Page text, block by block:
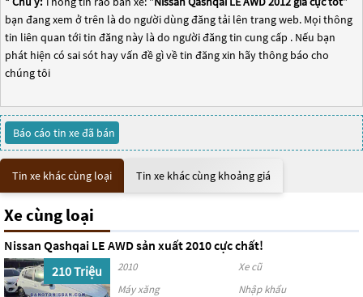
bạn đang xem ở trên là do người dùng đăng tải lên trang web. Mọi thông
tin liên quan tới tin đăng này là do người đăng tin cung cấp . Nếu bạn
phát hiện có sai sót hay vấn đề gì về tin đăng xin hãy thông báo cho
chúng tôi
Báo cáo tin xe đã bán
Tin xe khác cùng loại Tin xe khác cùng khoảng giá
Xe cùng loại
Nissan Qashqai LE AWD sản xuất 2010 cực chất!
210 Triệu
2010
Xe cũ
Máy xăng
Nhập khẩu